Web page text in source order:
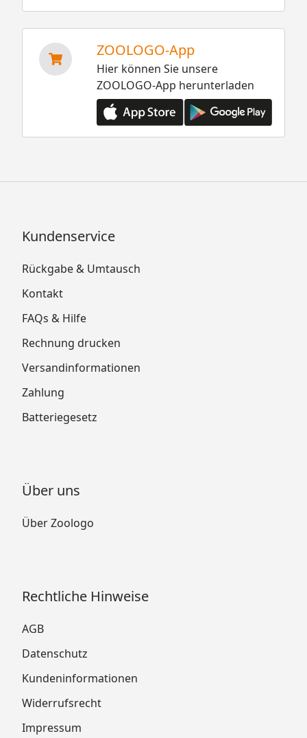
ZOOLOGO-App
Hier können Sie unsere
ZOOLOGO-App herunterladen
Kundenservice
Rückgabe & Umtausch
Kontakt
FAQs & Hilfe
Rechnung drucken
Versandinformationen
Zahlung
Batteriegesetz
Über uns
Über Zoologo
Rechtliche Hinweise
AGB
Datenschutz
Kundeninformationen
Widerrufsrecht
Impressum